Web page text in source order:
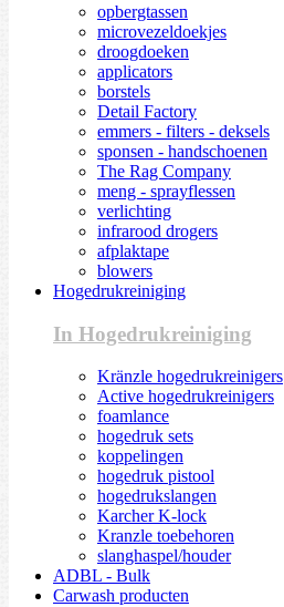
opbergtassen
microvezeldoekjes
droogdoeken
applicators
borstels
Detail Factory
emmers - filters - deksels
sponsen - handschoenen
The Rag Company
meng - sprayflessen
verlichting
infrarood drogers
afplaktape
blowers
Hogedrukreiniging
In Hogedrukreiniging
Kränzle hogedrukreinigers
Active hogedrukreinigers
foamlance
hogedruk sets
koppelingen
hogedruk pistool
hogedrukslangen
Karcher K-lock
Kranzle toebehoren
slanghaspel/houder
ADBL - Bulk
Carwash producten